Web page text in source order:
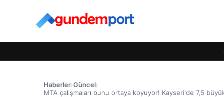
Haberler›Güncel›
MTA çalışmaları bunu ortaya koyuyor! Kayseri'de 7,5